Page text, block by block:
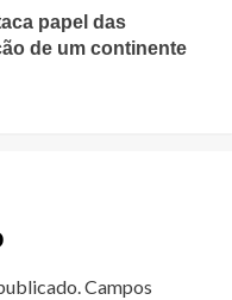
papel das
de um continente
Campos